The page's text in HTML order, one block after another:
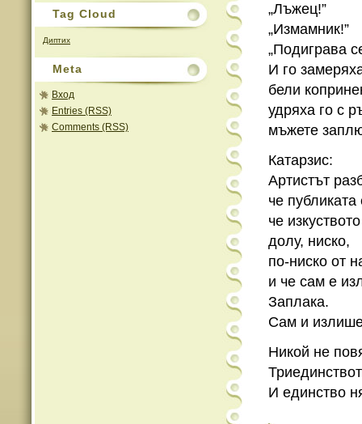
Tag Cloud
Диптих
Meta
Вход
Entries (RSS)
Comments (RSS)
„Лъжец!”
„Измамник!”
„Подиграва
И го
бели
удряха го с
мъжете
Катарзис:
Артистът
че
че
долу, ниско,
по-ниско от
и че сам е
Заплака.
Сам и
Никой не
И единство